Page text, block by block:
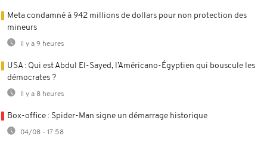
Meta condamné à 942 millions de dollars pour non protection des
mineurs
Il y a 9 heures
USA : Qui est Abdul El-Sayed, l’Américano-Égyptien qui bouscule les
démocrates ?
Il y a 8 heures
Box-office : Spider-Man signe un démarrage historique
04/08 - 17:58